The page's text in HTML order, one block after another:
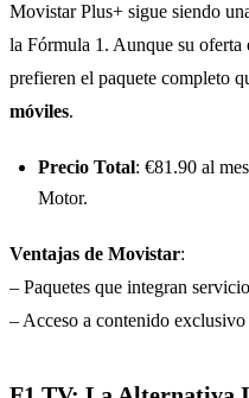
Movistar Plus+ sigue siendo
la Fórmula 1. Aunque su
prefieren el paquete completo
móviles.
Precio Total: €81.90 al
Motor.
Ventajas de Movistar:
– Paquetes que integran
– Acceso a contenido